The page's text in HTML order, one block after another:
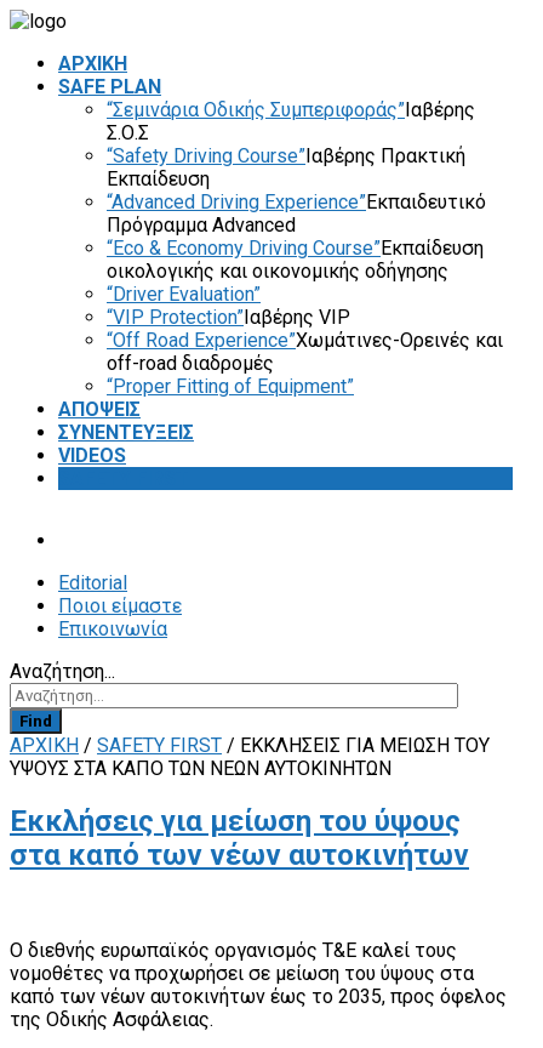
ΑΡΧΙΚΗ
SAFE PLAN
“Σεμινάρια Οδικής Συμπεριφοράς”Ιαβέρης
Σ.Ο.Σ
“Safety Driving Course”Ιαβέρης Πρακτική
Εκπαίδευση
“Advanced Driving Experience”Εκπαιδευτικό
Πρόγραμμα Advanced
“Eco & Economy Driving Course”Εκπαίδευση
οικολογικής και οικονομικής οδήγησης
“Driver Evaluation”
“VIP Protection”Ιαβέρης VIP
“Off Road Experience”Χωμάτινες-Ορεινές και
off-road διαδρομές
“Proper Fitting of Equipment”
ΑΠΟΨΕΙΣ
ΣΥΝΕΝΤΕΥΞΕΙΣ
VIDEOS
Editorial
Ποιοι είμαστε
Επικοινωνία
Αναζήτηση...
Find
ΑΡΧΙΚΗ / SAFETY FIRST / ΕΚΚΛΉΣΕΙΣ ΓΙΑ ΜΕΊΩΣΗ ΤΟΥ
ΎΨΟΥΣ ΣΤΑ ΚΑΠΌ ΤΩΝ ΝΈΩΝ ΑΥΤΟΚΙΝΉΤΩΝ
Εκκλήσεις για μείωση του ύψους
στα καπό των νέων αυτοκινήτων
Ο διεθνής ευρωπαϊκός οργανισμός T&E καλεί τους
νομοθέτες να προχωρήσει σε μείωση του ύψους στα
καπό των νέων αυτοκινήτων έως το 2035, προς όφελος
της Οδικής Ασφάλειας.